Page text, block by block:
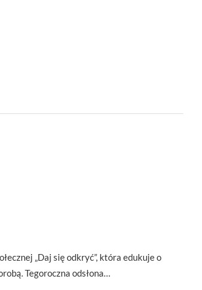
„Daj się odkryć”, która edukuje o
Tegoroczna odsłona…